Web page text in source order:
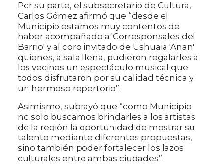
Por su parte, el subsecretario de Cultura,
Carlos Gómez afirmó que “desde el
Municipio estamos muy contentos de
haber acompañado a 'Corresponsales del
Barrio' y al coro invitado de Ushuaia 'Anan'
quienes, a sala llena, pudieron regalarles a
los vecinos un espectáculo musical que
todos disfrutaron por su calidad técnica y
un hermoso repertorio”.
Asimismo, subrayó que “como Municipio
no solo buscamos brindarles a los artistas
de la región la oportunidad de mostrar su
talento mediante diferentes propuestas,
sino también poder fortalecer los lazos
culturales entre ambas ciudades”.